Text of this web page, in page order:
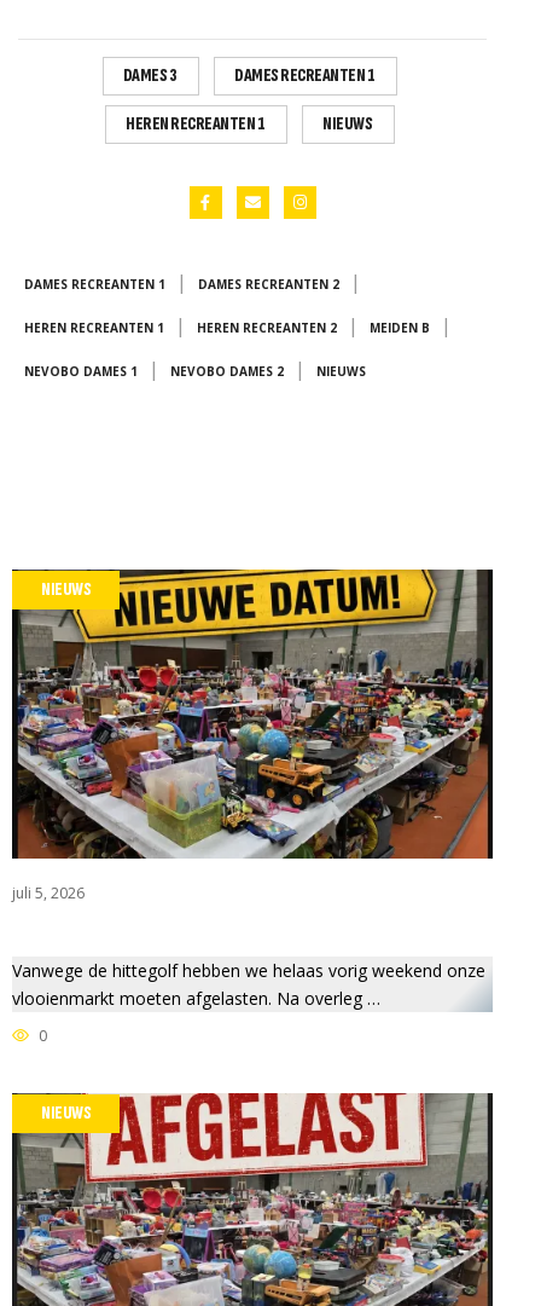
DAMES 3 DAMES RECREANTEN 1
HEREN RECREANTEN 1 NIEUWS
DAMES RECREANTEN 1 | DAMES RECREANTEN 2 |
HEREN RECREANTEN 1 | HEREN RECREANTEN 2 | MEIDEN B |
NEVOBO DAMES 1 | NEVOBO DAMES 2 | NIEUWS
NIEUWS
juli 5, 2026
Vanwege de hittegolf hebben we helaas vorig weekend onze
vlooienmarkt moeten afgelasten. Na overleg …
0
NIEUWS